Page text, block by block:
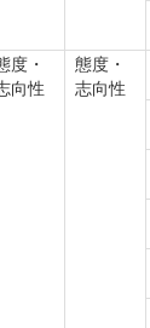
度・
向性
態度・
志向性